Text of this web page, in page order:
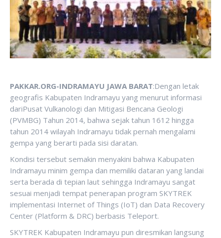
PAKKAR.ORG-INDRAMAYU JAWA BARAT:Dengan letak
geografis Kabupaten Indramayu yang menurut informasi
dariPusat Vulkanologi dan Mitigasi Bencana Geologi
(PVMBG) Tahun 2014, bahwa sejak tahun 1612 hingga
tahun 2014 wilayah Indramayu tidak pernah mengalami
gempa yang berarti pada sisi daratan.
Kondisi tersebut semakin menyakini bahwa Kabupaten
Indramayu minim gempa dan memiliki dataran yang landai
serta berada di tepian laut sehingga Indramayu sangat
sesuai menjadi tempat penerapan program SKYTREK
implementasi Internet of Things (IoT) dan Data Recovery
Center (Platform & DRC) berbasis Teleport.
SKYTREK Kabupaten Indramayu pun diresmikan langsung